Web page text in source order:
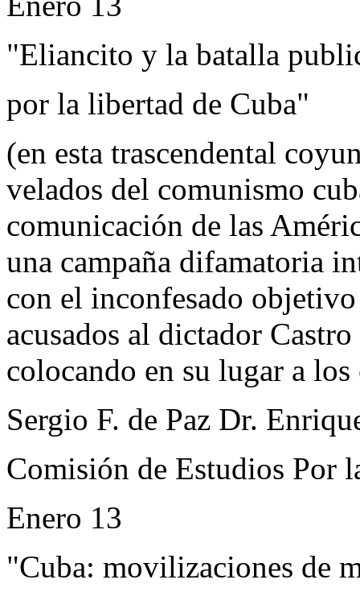
"Eliancito y la batalla
por la libertad de Cuba"
(en esta trascendental
velados del comunismo
comunicación de las
una campaña difamatoria
con el inconfesado
acusados al dictador
colocando en su lugar a
Sergio F. de Paz Dr.
Comisión de Estudios Por
Enero 13
"Cuba: movilizaciones de